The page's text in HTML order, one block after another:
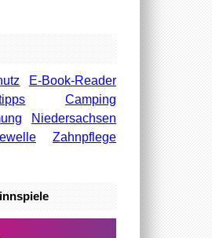
E-Book-Reader
Camping
Niedersachsen
Zahnpflege